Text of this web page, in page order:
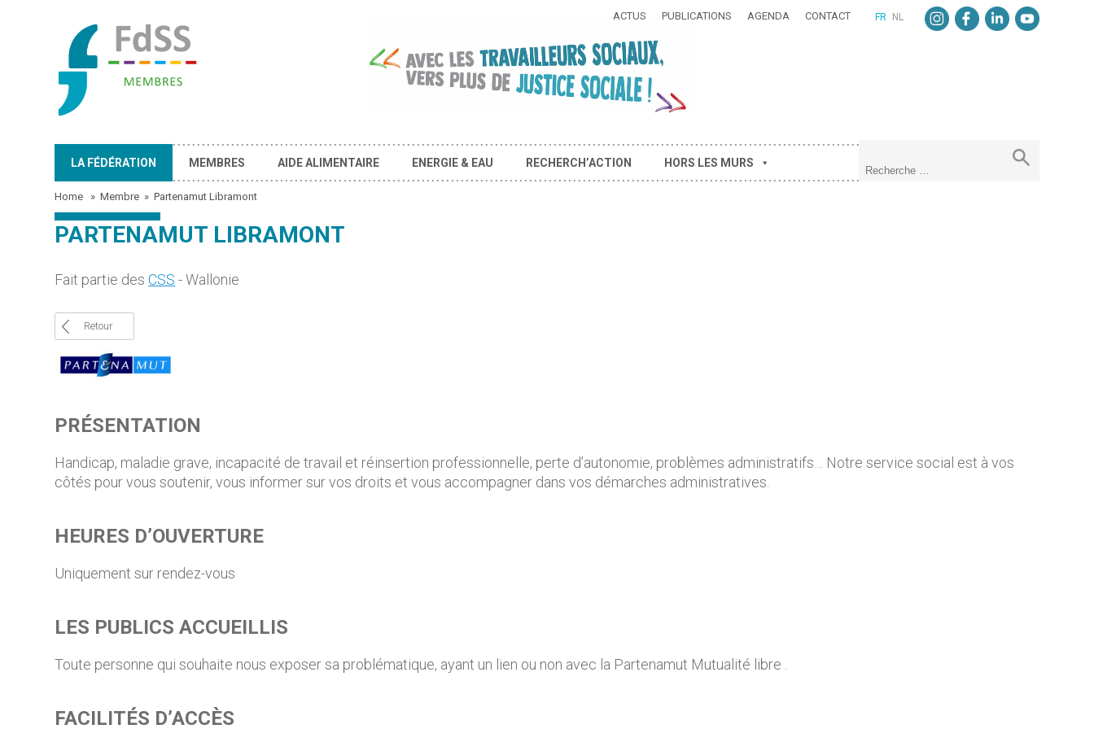
ACTUS PUBLICATIONS AGENDA CONTACT FR NL
LA FÉDÉRATION MEMBRES AIDE ALIMENTAIRE ENERGIE & EAU RECHERCH’ACTION HORS LES MURS
Home »Membre »Partenamut Libramont
PARTENAMUT LIBRAMONT
Fait partie desCSS - Wallonie
Retour
PRÉSENTATION
Handicap, maladie grave, incapacité de travail et réinsertion professionnelle, perte d’autonomie, problèmes administratifs… Notre service social est à vos
côtés pour vous soutenir, vous informer sur vos droits et vous accompagner dans vos démarches administratives.
HEURES D’OUVERTURE
Uniquement sur rendez-vous
LES PUBLICS ACCUEILLIS
Toute personne qui souhaite nous exposer sa problématique, ayant un lien ou non avec la Partenamut Mutualité libre .
FACILITÉS D’ACCÈS